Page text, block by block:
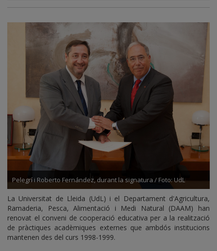
el
Servei
d'espais
protegits
Pelegrí i Roberto Fernández, durant la signatura / Foto: UdL
La Universitat de Lleida (UdL) i el Departament d'Agricultura,
Ramaderia, Pesca, Alimentació i Medi Natural (DAAM) han
renovat el conveni de cooperació educativa per a la realització
de pràctiques acadèmiques externes que ambdós institucions
mantenen des del curs 1998-1999.